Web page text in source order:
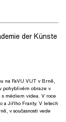
der Künste
na FaVU VUT v Brně,
pohyblivém obraze v
médiem videa. V roce
a Jiřího Franty. V letech
v současnosti vede